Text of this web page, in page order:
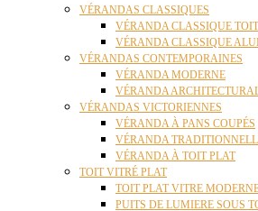
VÉRANDAS CLASSIQUES
VÉRANDA CLASSIQUE
VÉRANDA CLASSIQUE
VÉRANDAS CONTEMPORAINES
VÉRANDA MODERNE
VÉRANDA
VÉRANDAS VICTORIENNES
VÉRANDA À PANS COUPÉS
VÉRANDA
VÉRANDA À TOIT PLAT
TOIT VITRÉ PLAT
TOIT PLAT VITRE
PUITS DE LUMIERE SOUS